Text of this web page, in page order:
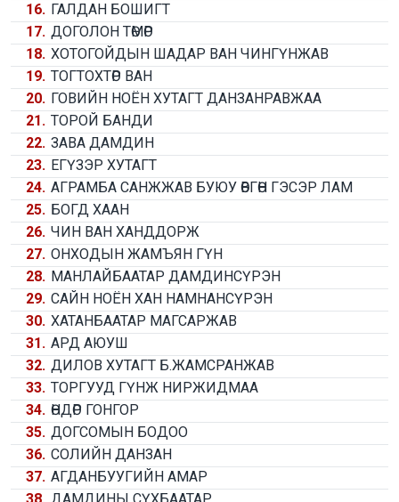
16. ГАЛДАН БОШИГТ
17. ДОГОЛОН ТӨМӨР
18. ХОТОГОЙДЫН ШАДАР ВАН ЧИНГҮНЖАВ
19. ТОГТОХТӨР ВАН
20. ГОВИЙН НОЁН ХУТАГТ ДАНЗАНРАВЖАА
21. ТОРОЙ БАНДИ
22. ЗАВА ДАМДИН
23. ЕГҮЗЭР ХУТАГТ
24. АГРАМБА САНЖЖАВ БУЮУ ӨВГӨН ГЭСЭР ЛАМ
25. БОГД ХААН
26. ЧИН ВАН ХАНДДОРЖ
27. ОНХОДЫН ЖАМЪЯН ГҮН
28. МАНЛАЙБААТАР ДАМДИНСҮРЭН
29. САЙН НОЁН ХАН НАМНАНСҮРЭН
30. ХАТАНБААТАР МАГСАРЖАВ
31. АРД АЮУШ
32. ДИЛОВ ХУТАГТ Б.ЖАМСРАНЖАВ
33. ТОРГУУД ГҮНЖ НИРЖИДМАА
34. ӨНДӨР ГОНГОР
35. ДОГСОМЫН БОДОО
36. СОЛИЙН ДАНЗАН
37. АГДАНБУУГИЙН АМАР